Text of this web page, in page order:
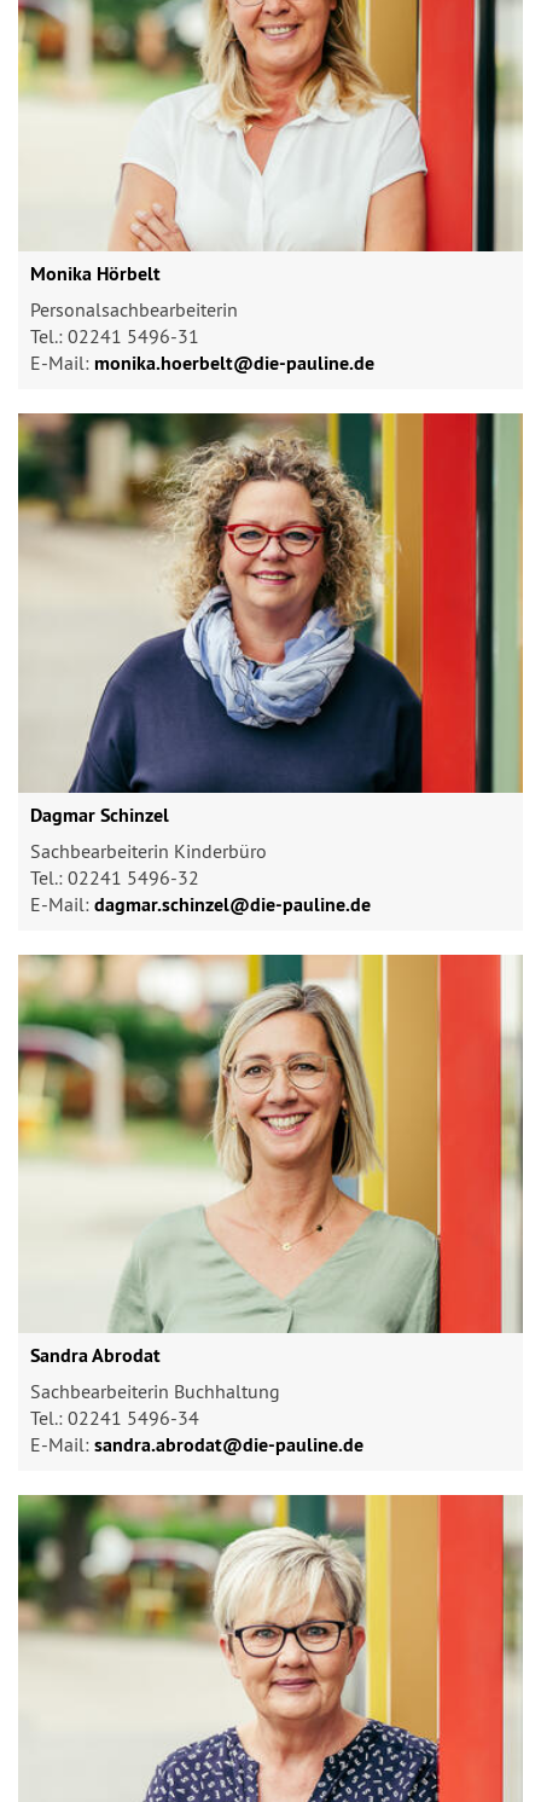
Monika Hörbelt
Personalsachbearbeiterin
Tel.: 02241 5496-31
E-Mail: monika.hoerbelt@​die-pauline.de
Dagmar Schinzel
Sachbearbeiterin Kinderbüro
Tel.: 02241 5496-32
E-Mail: dagmar.schinzel@​die-pauline.de
Sandra Abrodat
Sachbearbeiterin Buchhaltung
Tel.: 02241 5496-34
E-Mail: sandra.abrodat@​die-pauline.de